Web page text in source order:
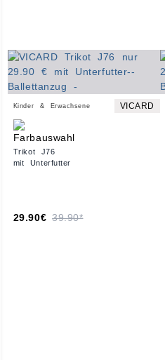
Kinder & Erwachsene VICARD
Trikot J76
mit Unterfutter
29.90€ 39.90*